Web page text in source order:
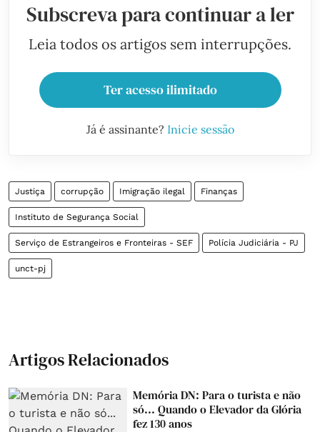
Subscreva para continuar a ler
Leia todos os artigos sem interrupções.
Ter acesso ilimitado
Já é assinante? Inicie sessão
Justiça corrupção Imigração ilegal Finanças
Instituto de Segurança Social
Serviço de Estrangeiros e Fronteiras - SEF Polícia Judiciária - PJ
unct-pj
Artigos Relacionados
Memória DN: Para o turista e não
só... Quando o Elevador da Glória
fez 130 anos